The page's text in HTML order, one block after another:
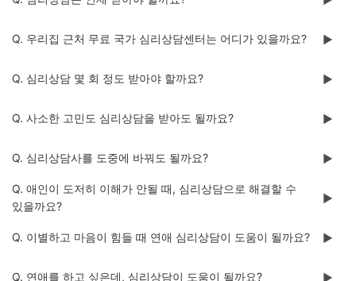
Q. 우리집 근처 무료 국가 심리상담센터는 어디가 있을까요? ▶️
Q. 심리상담 몇 회 정도 받아야 할까요? ▶️
Q. 사소한 고민도 심리상담을 받아도 될까요? ▶️
Q. 심리상담사를 도중에 바꿔도 될까요? ▶️
Q. 애인이 도저히 이해가 안될 때, 심리상담으로 해결할 수
있을까요?
▶️
Q. 이별하고 마음이 힘들 때 연애 심리상담이 도움이 될까요? ▶️
Q. 연애를 하고 싶은데, 심리상담이 도움이 될까요? ▶️